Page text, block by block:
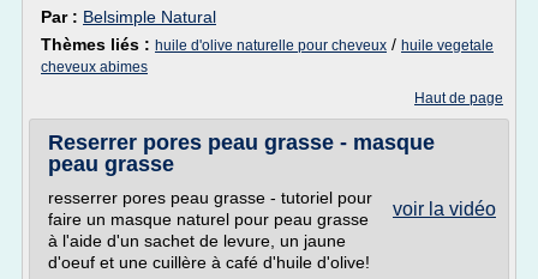
Par : Belsimple Natural
Thèmes liés : huile d'olive naturelle pour cheveux / huile vegetale
cheveux abimes
Haut de page
Reserrer pores peau grasse - masque
peau grasse
voir la vidéo
resserrer pores peau grasse - tutoriel pour
faire un masque naturel pour peau grasse
à l'aide d'un sachet de levure, un jaune
d'oeuf et une cuillère à café d'huile d'olive!